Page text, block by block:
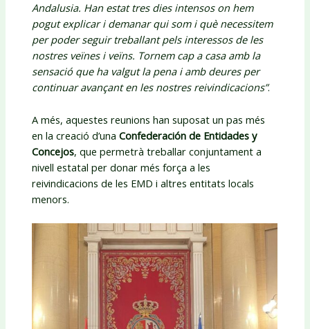
Andalusia. Han estat tres dies intensos on hem
pogut explicar i demanar qui som i què necessitem
per poder seguir treballant pels interessos de les
nostres veïnes i veïns. Tornem cap a casa amb la
sensació que ha valgut la pena i amb deures per
continuar avançant en les nostres reivindicacions”.
A més, aquestes reunions han suposat un pas més
en la creació d’unaConfederación de Entidades y
Concejos, que permetrà treballar conjuntament a
nivell estatal per donar més força a les
reivindicacions de les EMD i altres entitats locals
menors.